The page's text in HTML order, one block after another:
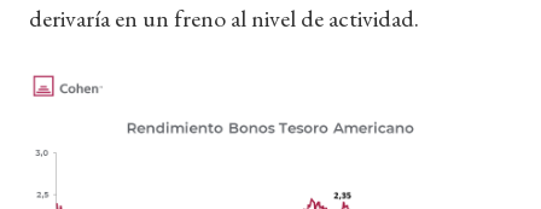
derivaría en un freno al nivel de actividad.